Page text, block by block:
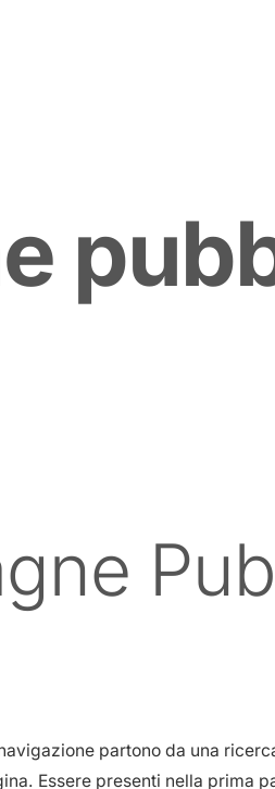
e pub
partono da una
Essere presenti nella prima